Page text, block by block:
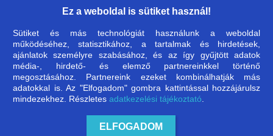
Árukereső, a hiteles
vásárlási kalauz
Ez a weboldal is sütiket használ!
Sütiket és más technológiát használunk a weboldal
működéséhez, statisztikához, a tartalmak és hirdetések,
ajánlatok személyre szabásához, és az így gyűjtött adatok
média-, hirdető- és elemző partnereinkkel történő
megosztásához. Partnereink ezeket kombinálhatják más
adatokkal is. Az "Elfogadom" gombra kattintással hozzájárulsz
mindezekhez. Részletes adatkezelési tájékoztató
ELFOGADOM